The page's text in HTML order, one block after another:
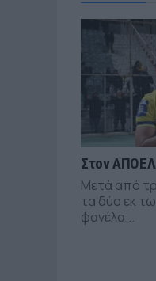
Στον
Μετά από
τα δύο εκ
φανέλα...